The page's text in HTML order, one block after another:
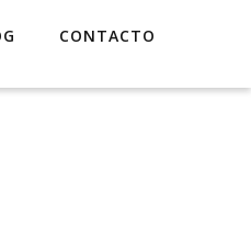
CONTACTO